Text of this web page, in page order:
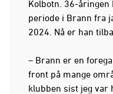
Kolbotn. 36-
periode i Brann fra
2024. Nå er han
– Brann er en
front på mange
klubben sist jeg var